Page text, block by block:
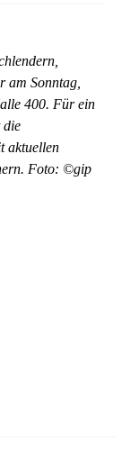
am Sonntag,
400. Für ein
die
aktuellen
Foto: ©gip